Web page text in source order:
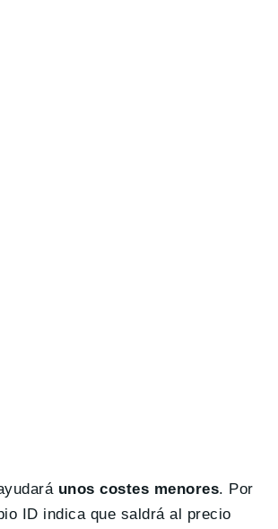
unos costes menores. Por
ID indica que saldrá al precio